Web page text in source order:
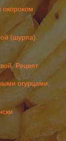
(шурпа).
Рецепт
огурцами,